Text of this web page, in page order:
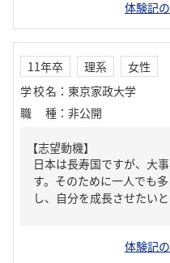
体験記
11年卒 理系
女性
学校名 ： 東京家政大学
職種 ： 非公開
【志望動機】
日本は長寿国ですが、大
す。そのために一人でも
し、自分を成長させたい
体験記